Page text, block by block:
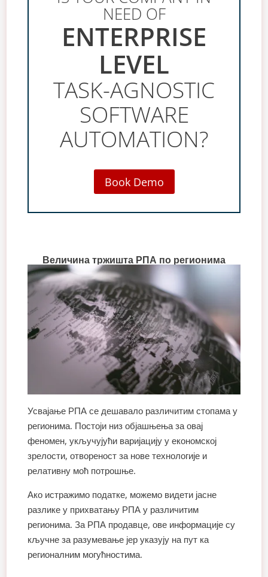
NEED OF
ENTERPRISE
LEVEL
TASK-AGNOSTIC
SOFTWARE
AUTOMATION?
Book Demo
Величина тржишта РПА по регионима
Усвајање РПА се дешавало различитим стопама у
регионима. Постоји низ објашњења за овај
феномен, укључујући варијацију у економској
зрелости, отвореност за нове технологије и
релативну моћ потрошње.
Ако истражимо податке, можемо видети јасне
разлике у прихватању РПА у различитим
регионима. За РПА продавце, ове информације су
кључне за разумевање јер указују на пут ка
регионалним могућностима.